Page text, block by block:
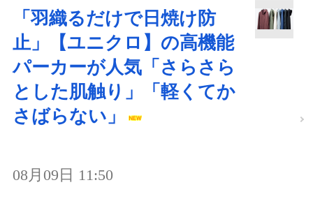
「羽織るだけで日焼け防
止」【ユニクロ】の高機能
パーカーが人気「さらさら
とした肌触り」「軽くてか
さばらない」
08月09日 11:50